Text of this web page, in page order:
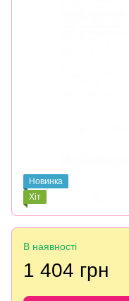
Новинка
Хіт
В наявності
1 404 грн